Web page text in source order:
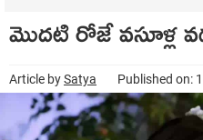
మొదటి రోజే వసూళ్ల
Article bySatya Published on: